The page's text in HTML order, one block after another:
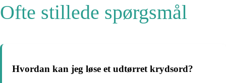
Ofte stillede spørgsmål
Hvordan kan jeg løse et udtørret krydsord?